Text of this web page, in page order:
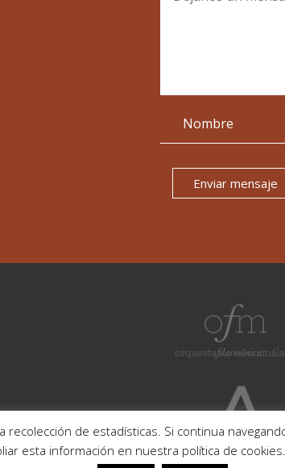
Enviar mensaje
de estadísticas. Si continua
esta información en nuestra política de cookies.